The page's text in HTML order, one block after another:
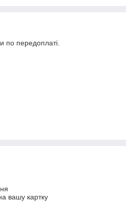
по передоплаті.
вашу картку